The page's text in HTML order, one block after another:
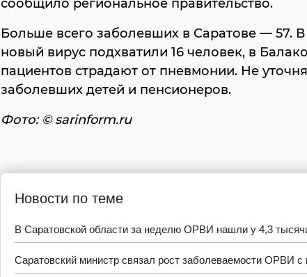
сообщило региональное правительство.
Больше всего заболевших в Саратове — 57.
новый вирус подхватили 16 человек, в
пациентов страдают от пневмонии. Не
заболевших детей и пенсионеров.
Фото: © sarinform.ru
Новости по теме
В Саратовской области за неделю ОРВИ нашли у 4,3
Саратовский министр связал рост заболеваемости ОРВИ с